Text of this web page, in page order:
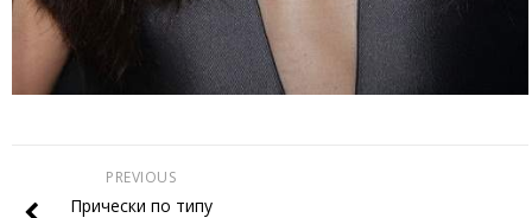
PREVIOUS
Прически по типу